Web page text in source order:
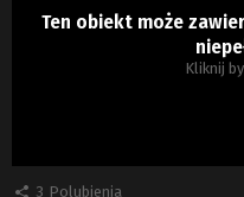
Ten obiekt może
Kliknij
3 Polubienia